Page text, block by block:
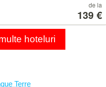
la
139 €
de la
139 €
hoteluri
Terre